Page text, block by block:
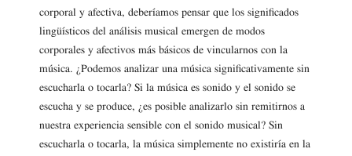
corporal y afectiva, deberíamos pensar que los significados
lingüísticos del análisis musical emergen de modos
corporales y afectivos más básicos de vincularnos con la
música. ¿Podemos analizar una música significativamente sin
escucharla o tocarla? Si la música es sonido y el sonido se
escucha y se produce, ¿es posible analizarlo sin remitirnos a
nuestra experiencia sensible con el sonido musical? Sin
escucharla o tocarla, la música simplemente no existiría en la